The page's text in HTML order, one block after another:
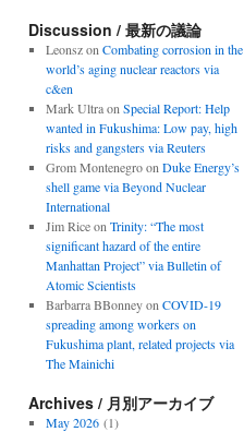
Discussion / 最新の議論
Leonszon Combating corrosion in the
world’s aging nuclear reactors via
c&en
Mark Ultraon Special Report: Help
wanted in Fukushima: Low pay, high
risks and gangsters via Reuters
Grom Montenegroon Duke Energy’s
shell game via Beyond Nuclear
International
Jim Riceon Trinity: “The most
significant hazard of the entire
Manhattan Project” via Bulletin of
Atomic Scientists
Barbarra BBonneyon COVID-19
spreading among workers on
Fukushima plant, related projects via
The Mainichi
Archives / 月別アーカイブ
May 2026(1)